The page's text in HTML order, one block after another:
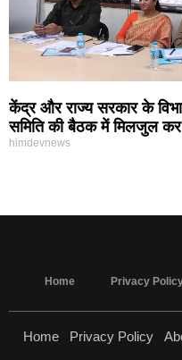
केंद्र और राज्य सरकार के
समिति की बैठक में मिलजुल
himdevnews
Home Privacy
Home Privacy Policy